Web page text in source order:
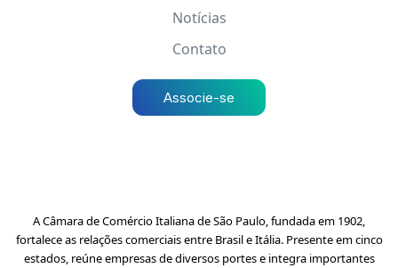
Notícias
Contato
Associe-se
A Câmara de Comércio Italiana de São Paulo, fundada em 1902,
fortalece as relações comerciais entre Brasil e Itália. Presente em cinco
estados, reúne empresas de diversos portes e integra importantes